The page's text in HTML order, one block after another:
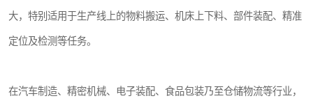
大，特别适用于生产线上的物料搬运、机床上下料、部件装配、精准
定位及检测等任务。
在汽车制造、精密机械、电子装配、食品包装乃至仓储物流等行业，